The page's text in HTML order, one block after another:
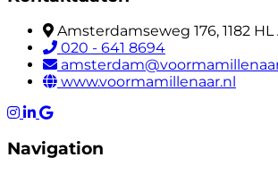
Amsterdamseweg 176, 1182
020 - 641 8694
www.voormamillenaar.nl
Navigation